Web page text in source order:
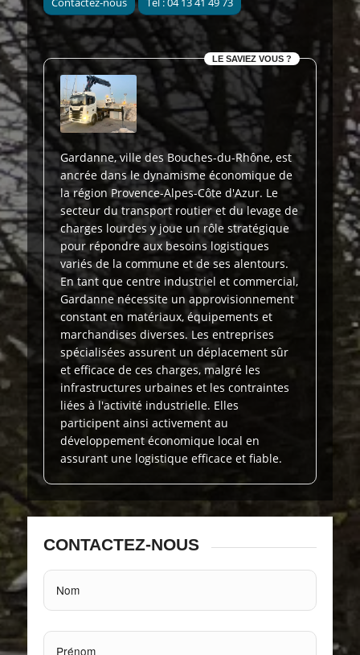
LE SAVIEZ VOUS ?
Gardanne, ville des Bouches-du-Rhône, est
ancrée dans le dynamisme économique de
la région Provence-Alpes-Côte d'Azur. Le
secteur du transport routier et du levage de
charges lourdes y joue un rôle stratégique
pour répondre aux besoins logistiques
variés de la commune et de ses alentours.
En tant que centre industriel et commercial,
Gardanne nécessite un approvisionnement
constant en matériaux, équipements et
marchandises diverses. Les entreprises
spécialisées assurent un déplacement sûr
et efficace de ces charges, malgré les
infrastructures urbaines et les contraintes
liées à l'activité industrielle. Elles
participent ainsi activement au
développement économique local en
assurant une logistique efficace et fiable.
CONTACTEZ-NOUS